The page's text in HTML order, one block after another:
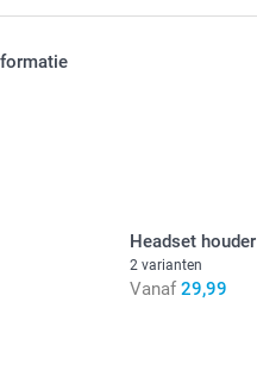
Headset houder
2 varianten
Vanaf 29,99